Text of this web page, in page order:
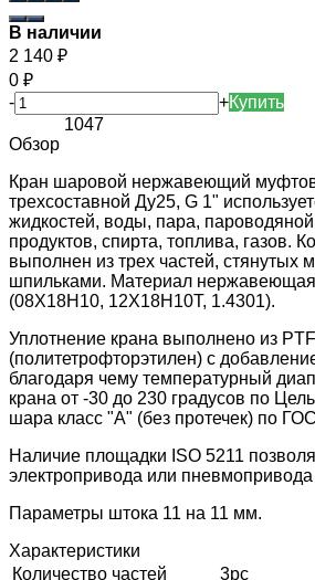
В наличии
2 140 ₽
0 ₽
-
+Купить
1047
Обзор
Кран шаровой нержавеющий
трехсоставной Ду25, G 1"
жидкостей, воды, пара,
продуктов, спирта, топлива, газов.
выполнен из трех частей, стянутых
шпильками. Материал нержавеющая
(08Х18Н10, 12Х18Н10Т, 1.4301).
Уплотнение крана выполнено из
(политетрофторэтилен) с
благодаря чему температурный
крана от -30 до 230 градусов по
шара класс "А" (без протечек) по
Наличие площадки ISO 5211
электропривода или пневмопривода
Параметры штока 11 на 11 мм.
Характеристики
Количество частей
3pc